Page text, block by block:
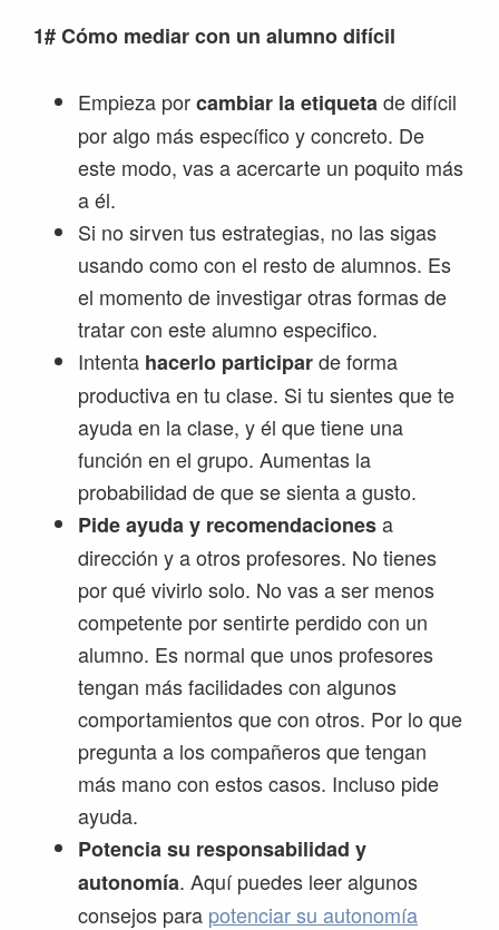
1# Cómo mediar con un alumno difícil
Empieza porcambiar la etiquetade difícil
por algo más específico y concreto. De
este modo, vas a acercarte un poquito más
a él.
Si no sirven tus estrategias, no las sigas
usando como con el resto de alumnos. Es
el momento de investigar otras formas de
tratar con este alumno especifico.
Intenta hacerlo participarde forma
productiva en tu clase. Si tu sientes que te
ayuda en la clase, y él que tiene una
función en el grupo. Aumentas la
probabilidad de que se sienta a gusto.
Pide ayuda y recomendacionesa
dirección y a otros profesores. No tienes
por qué vivirlo solo. No vas a ser menos
competente por sentirte perdido con un
alumno. Es normal que unos profesores
tengan más facilidades con algunos
comportamientos que con otros. Por lo que
pregunta a los compañeros que tengan
más mano con estos casos. Incluso pide
ayuda.
Potencia su responsabilidad y
autonomía. Aquí puedes leer algunos
consejos para potenciar su autonomía